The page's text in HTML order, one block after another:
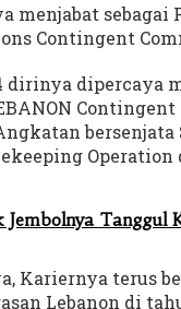
menjabat
Contingent
dipercaya
Operation
Jembolnya Tanggul
Kariernya terus
Lebanon di